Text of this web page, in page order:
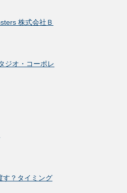
株式会社Ｂ
ジオ・コーポレ
す？タイミング